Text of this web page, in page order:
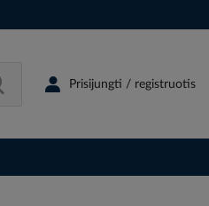
Prisijungti / registruotis